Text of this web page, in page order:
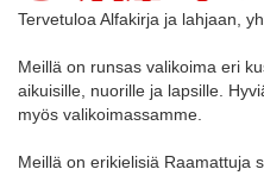
Tervetuloa Alfakirja ja lahjaan,
Meillä on runsas valikoima eri
aikuisille, nuorille ja lapsille.
myös valikoimassamme.
Meillä on erikielisiä Raamattuja